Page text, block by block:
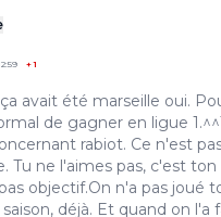
+1
avait été marseille oui.
de gagner en ligue
rabiot. Ce n'est
Tu ne l'aimes pas, c'est
objectif.On n'a pas joué
déjà. Et quand on l'a